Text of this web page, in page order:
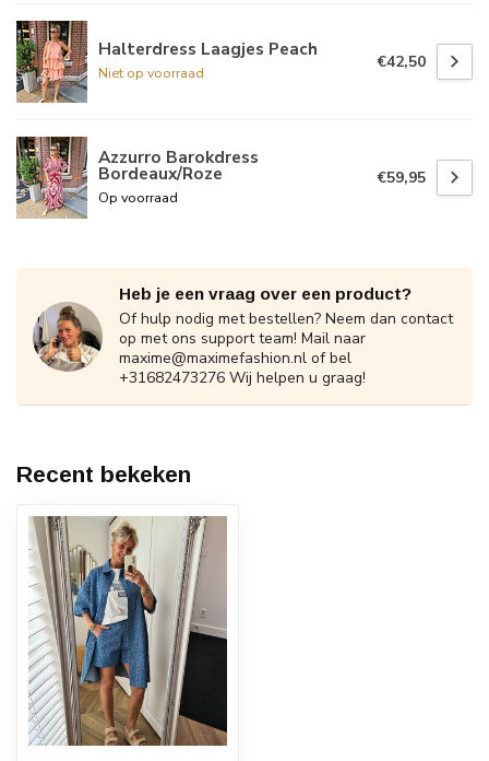
Halterdress Laagjes Peach
Niet op voorraad
€42,50
Azzurro Barokdress
Bordeaux/Roze
Op voorraad
€59,95
Heb je een vraag over een product?
Of hulp nodig met bestellen? Neem dan contact
op met ons support team! Mail naar
maxime@maximefashion.nl of bel
+31682473276 Wij helpen u graag!
Recent bekeken